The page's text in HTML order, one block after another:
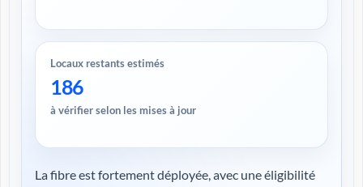
Locaux restants estimés
186
à vérifier selon les mises à jour
La fibre est fortement déployée, avec une éligibilité